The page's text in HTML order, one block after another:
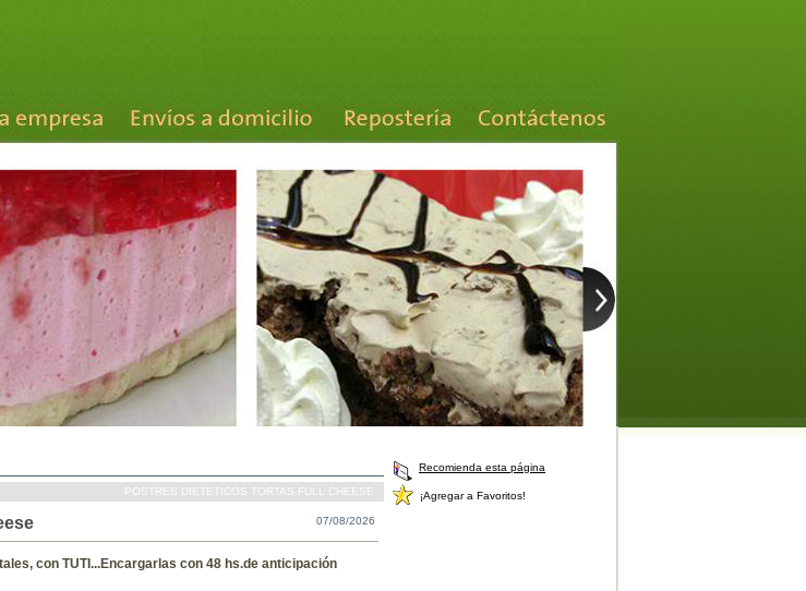
POSTRES DIETETICOS TORTAS FULL CHEESE
07/08/2026
con TUTI...Encargarlas con 48 hs.de anticipación
Recomienda esta página
¡Agregar a Favoritos!